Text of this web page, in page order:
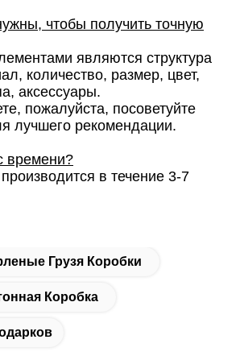
чтобы получить точную
являются структура
количество, размер, цвет,
аксессуары.
пожалуйста, посоветуйте
лучшего рекомендации.
времени?
в течение 3-7
Грузя Коробки
Коробка